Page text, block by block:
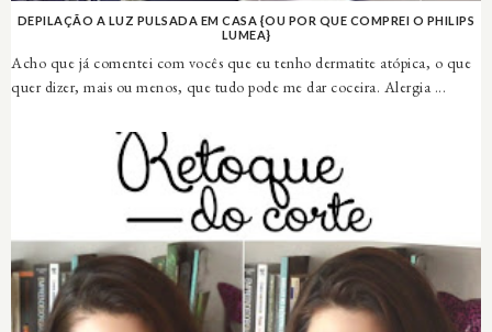
DEPILAÇÃO A LUZ PULSADA EM CASA {OU POR QUE COMPREI O PHILIPS
LUMEA}
Acho que já comentei com vocês que eu tenho dermatite atópica, o que
quer dizer, mais ou menos, que tudo pode me dar coceira. Alergia ...